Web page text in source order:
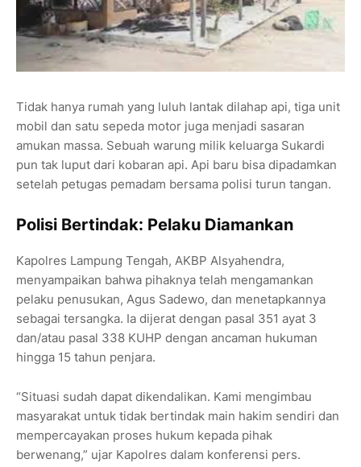
Tidak hanya rumah yang luluh lantak dilahap api, tiga unit
mobil dan satu sepeda motor juga menjadi sasaran
amukan massa. Sebuah warung milik keluarga Sukardi
pun tak luput dari kobaran api. Api baru bisa dipadamkan
setelah petugas pemadam bersama polisi turun tangan.
Polisi Bertindak: Pelaku Diamankan
Kapolres Lampung Tengah, AKBP Alsyahendra,
menyampaikan bahwa pihaknya telah mengamankan
pelaku penusukan, Agus Sadewo, dan menetapkannya
sebagai tersangka. Ia dijerat dengan pasal 351 ayat 3
dan/atau pasal 338 KUHP dengan ancaman hukuman
hingga 15 tahun penjara.
“Situasi sudah dapat dikendalikan. Kami mengimbau
masyarakat untuk tidak bertindak main hakim sendiri dan
mempercayakan proses hukum kepada pihak
berwenang,” ujar Kapolres dalam konferensi pers.